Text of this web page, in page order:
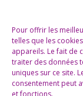
Pour offrir les
telles que les
appareils. Le fait de
traiter des données
uniques sur ce site.
consentement peut
et fonctions.